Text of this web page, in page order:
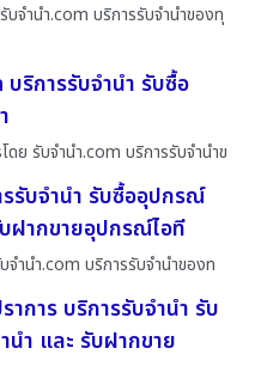
บจํานํา.com บริการรับจำนำของทุ
ริการรับจำนำ รับซื้อ
ย รับจํานํา.com บริการรับจำนำข
รับจำนำ รับซื้ออุปกรณ์
ฝากขายอุปกรณ์ไอที
จํานํา.com บริการรับจำนำของท
การ บริการรับจำนำ รับ
ำ และ รับฝากขาย